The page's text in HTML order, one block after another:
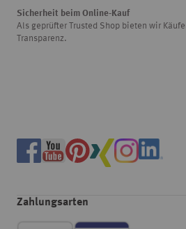
Sicherheit beim Online-Kauf
Als geprüfter Trusted Shop bieten wir
Transparenz.
Zahlungsarten